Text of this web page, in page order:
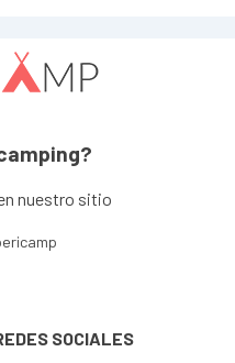
nuestro sitio
SOCIALES